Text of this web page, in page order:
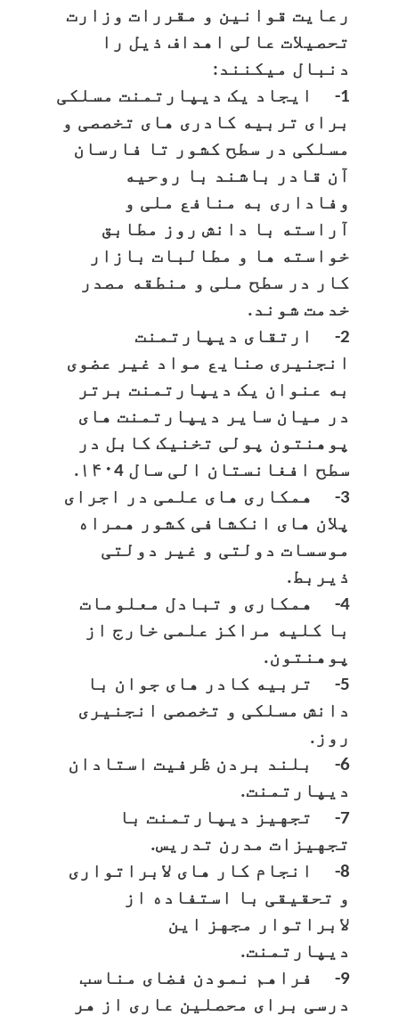
رعایت قوانین و مقررات وزارت
تحصیلات عالی اهداف ذیل را
دنبال میکنند:
1- ایجاد یک دیپارتمنت مسلکی
برای تربیه کادری های تخصصی و
مسلکی در سطح کشور تا فارسان
آن قادر باشند با روحیه
وفاداری به منافع ملی و
آراسته با دانش روز مطابق
خواسته ها و مطالبات بازار
کار در سطح ملی و منطقه مصدر
خدمت شوند.
2- ارتقای دیپارتمنت
انجنیری صنايع مواد غیر عضوی
به عنوان یک دیپارتمنت برتر
در میان سایر دیپارتمنت های
پوهنتون پولی تخنیک کابل در
سطح افغانستان الی سال ۱۴۰4.
3- همکاری های علمی در اجرای
پلان های انکشافی کشور همراه
موسسات دولتی و غیر دولتی
ذیربط.
4- همکاری و تبادل معلومات
با کلیه مراکز علمی خارج از
پوهنتون.
5- تربیه کادر های جوان با
دانش مسلکی و تخصصی انجنیری
روز.
6- بلند بردن ظرفیت استادان
دیپارتمنت.
7- تجهیز دیپارتمنت با
تجهیزات مدرن تدریس.
8- انجام کار های لابراتواری
و تحقیقی با استفاده از
لابراتوار مجهز این
دیپارتمنت.
9- فراهم نمودن فضای مناسب
درسی برای محصلین عاری از هر